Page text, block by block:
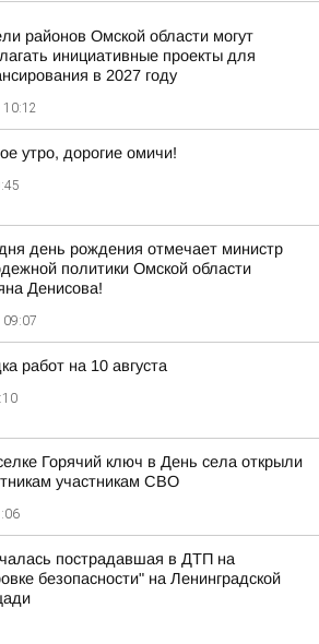
районов Омской области могут
инициативные проекты для
в 2027 году
10:12
утро, дорогие омичи!
день рождения отмечает министр
политики Омской области
Денисова!
09:07
работ на 10 августа
Горячий ключ в День села открыли
участникам СВО
пострадавшая в ДТП на
безопасности" на Ленинградской